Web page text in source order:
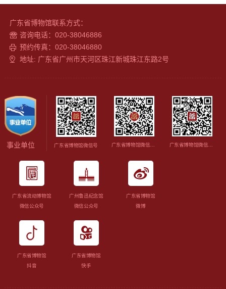
广东省博物馆联系方式：
咨询电话：020-38046886
预约传真：020-38046880
地址: 广东省广州市天河区珠江新城珠江东路2号
事业单位 广东省博物馆微信号 广东省博物馆微信视频号 广东省博物馆微信订阅号
广东省流动博物馆
微信公众号
广州鲁迅纪念馆
微信公众号
广东省博物馆
微博
广东省博物馆
抖音
广东省博物馆
快手